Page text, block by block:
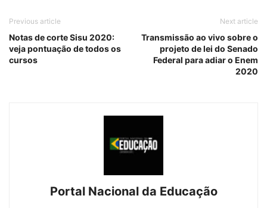
Previous article
Notas de corte Sisu 2020:
veja pontuação de todos os
cursos
Next article
Transmissão ao vivo sobre o
projeto de lei do Senado
Federal para adiar o Enem
2020
Portal Nacional da Educação